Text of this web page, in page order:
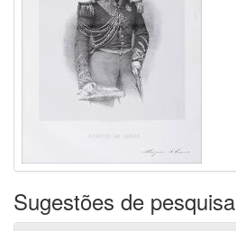
Sugestões de pesquisa